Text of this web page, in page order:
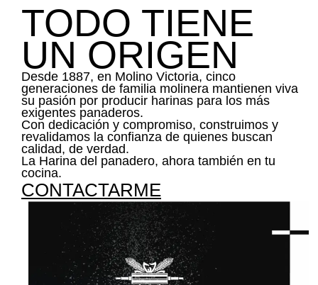
TODO TIENE
UN ORIGEN
Desde 1887, en Molino Victoria, cinco
generaciones de familia molinera mantienen viva
su pasión por producir harinas para los más
exigentes panaderos.
Con dedicación y compromiso, construimos y
revalidamos la confianza de quienes buscan
calidad, de verdad.
La Harina del panadero, ahora también en tu
cocina.
CONTACTARME